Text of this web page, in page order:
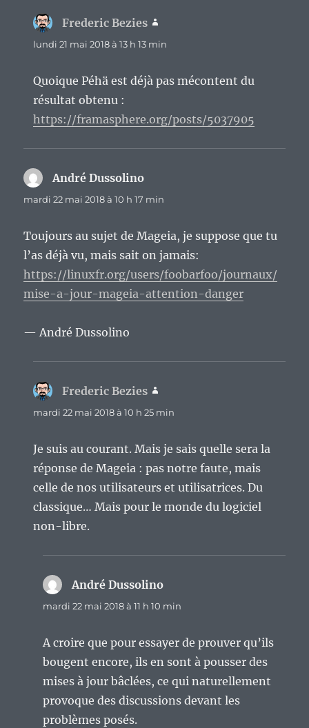
Frederic Bezies
lundi 21 mai 2018 à 13 h 13 min
Quoique Péhä est déjà pas mécontent du
résultat obtenu :
https://framasphere.org/posts/5037905
André Dussolino
mardi 22 mai 2018 à 10 h 17 min
Toujours au sujet de Mageia, je suppose que tu
l’as déjà vu, mais sait on jamais:
https://linuxfr.org/users/foobarfoo/journaux/
mise-a-jour-mageia-attention-danger
— André Dussolino
Frederic Bezies
mardi 22 mai 2018 à 10 h 25 min
Je suis au courant. Mais je sais quelle sera la
réponse de Mageia : pas notre faute, mais
celle de nos utilisateurs et utilisatrices. Du
classique… Mais pour le monde du logiciel
non-libre.
André Dussolino
mardi 22 mai 2018 à 11 h 10 min
A croire que pour essayer de prouver qu’ils
bougent encore, ils en sont à pousser des
mises à jour bâclées, ce qui naturellement
provoque des discussions devant les
problèmes posés.